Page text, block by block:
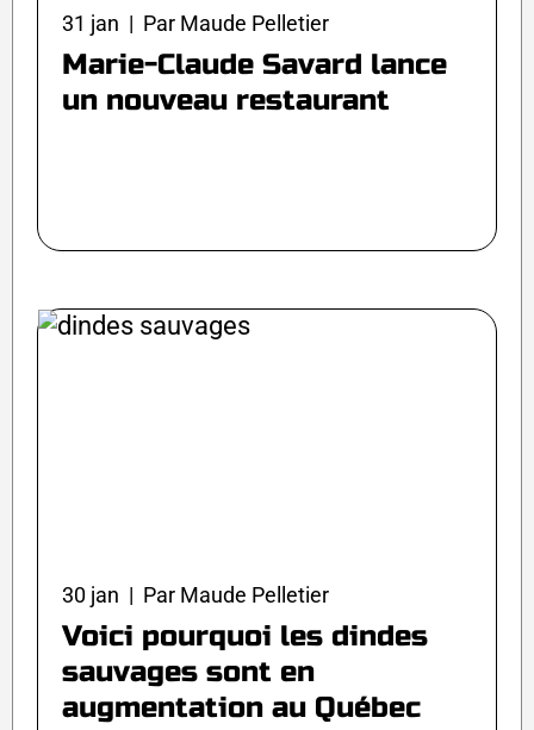
31 jan | Par Maude Pelletier
Marie-Claude Savard lance
un nouveau restaurant
30 jan | Par Maude Pelletier
Voici pourquoi les dindes
sauvages sont en
augmentation au Québec